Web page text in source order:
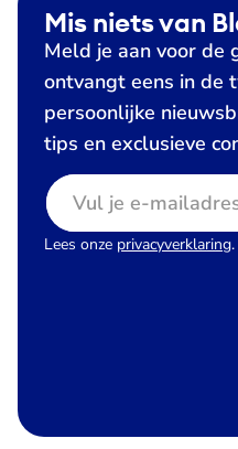
Mis niets van
Meld je aan voor de
ontvangt eens in de
persoonlijke
tips en exclusieve
E-mailadres
Lees onze privacyverklaring.